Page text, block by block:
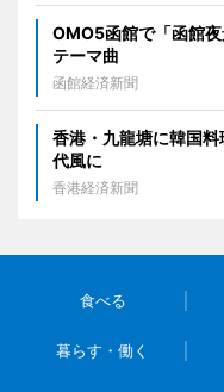
OMO5函館で「函館
テーマ曲
函館経済新聞
香港・九龍塘に韓国
代風に
香港経済新聞
食べる
暮らす・働く